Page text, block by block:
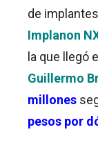
de
Implanon
la que llegó
Guillermo
millones
pesos por